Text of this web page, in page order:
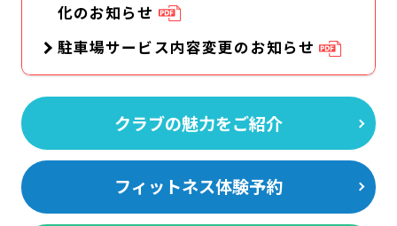
化のお知らせ
駐車場サービス内容変更のお知らせ
クラブの魅力をご紹介
フィットネス体験予約